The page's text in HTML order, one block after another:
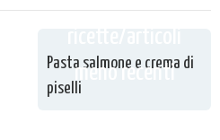
meno recenti
Pasta salmone e crema di
piselli